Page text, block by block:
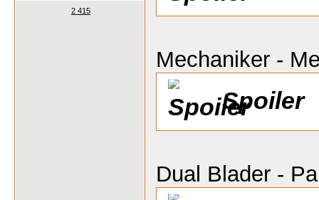
2 415
Mechaniker -
Spoiler
Dual Blader -